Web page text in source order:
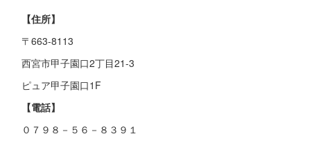
【住所】
〒663-8113
西宮市甲子園口2丁目21-3
ピュア甲子園口1F
【電話】
０７９８－５６－８３９１